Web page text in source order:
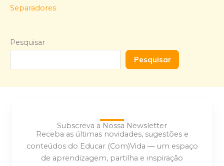
Separadores
Pesquisar
Pesquisar
Subscreva a Nossa Newsletter
Receba as últimas novidades, sugestões e
conteúdos do Educar (Com)Vida — um espaço
de aprendizagem, partilha e inspiração